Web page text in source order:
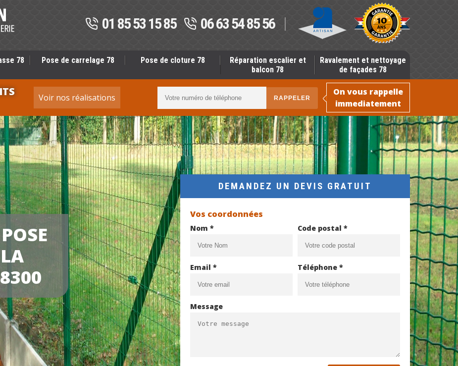
01 85 53 15 85 06 63 54 85 56
78 Pose de carrelage 78 Pose de cloture 78
Réparation escalier et
balcon 78
Ravalement et nettoyage
de façades 78
Voir nos réalisations
On vous rappelle
immediatement
DEMANDEZ UN DEVIS GRATUIT
Vos coordonnées
Nom * Code postal *
Email * Téléphone *
Message